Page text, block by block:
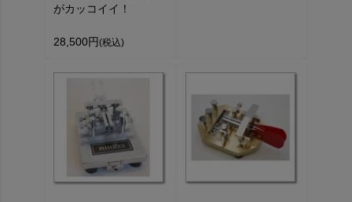
がカッコイイ！
28,500円 (税込)